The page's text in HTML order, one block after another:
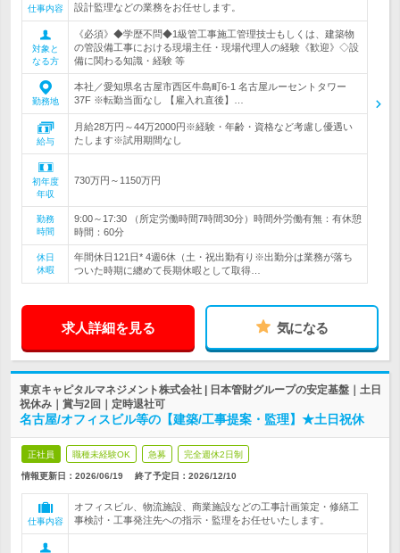
仕事内容
設計監理などの業務をお任せします。
対象と
なる方
《必須》◆学歴不問◆1級管工事施工管理技士もしくは、建築物
の管設備工事における現場主任・現場代理人の経験《歓迎》◇設
備に関わる知識・経験 等
勤務地
本社／愛知県名古屋市西区牛島町6-1 名古屋ルーセントタワー
37F ※転勤当面なし 【雇入れ直後】…
給与
月給28万円～44万2000円※経験・年齢・資格など考慮し優遇い
たします※試用期間なし
初年度
年収
730万円～1150万円
勤務
時間
9:00～17:30 （所定労働時間7時間30分）時間外労働有無：有休憩
時間：60分
休日
休暇
年間休日121日* 4週6休（土・祝出勤有り※出勤分は業務が落ち
ついた時期に纏めて長期休暇として取得…
求人詳細を見る 気になる
東京キャピタルマネジメント株式会社 | 日本管財グループの安定基盤｜土日
祝休み｜賞与2回｜定時退社可
名古屋/オフィスビル等の【建築/工事提案・監理】★土日祝休
正社員 職種未経験OK 急募 完全週休2日制
情報更新日：2026/06/19 終了予定日： 2026/12/10
仕事内容
オフィスビル、物流施設、商業施設などの工事計画策定・修繕工
事検討・工事発注先への指示・監理をお任せいたします。